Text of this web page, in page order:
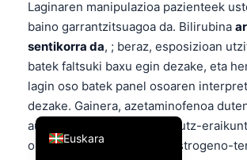
Laginaren manipulazioa pazienteek
baino garrantzitsuagoa da. Bilirubina
sentikorra da, ; beraz, esposizioan
batek faltsuki baxu egin dezake, eta
lagin oso batek panel osoaren
dezake. Gainera, azetaminofenoa
aurkako erremedioak, gorputz-
osagarriak, antibiotikoak, estrogeno-
Euskara
English
Deutsch
العربية
Français
עִבְרִית